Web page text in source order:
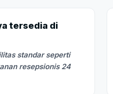
tersedia di
standar seperti
resepsionis 24